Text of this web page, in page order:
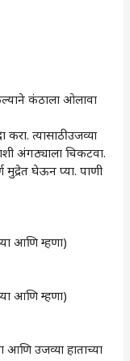
कंठाला ओलावा
त्यासाठी उजव्या
अंगठ्याला चिकटवा.
मुद्रेत घेऊन प्या. पाणी
आणि म्हणा)
आणि म्हणा)
आणि उजव्या हाताच्या